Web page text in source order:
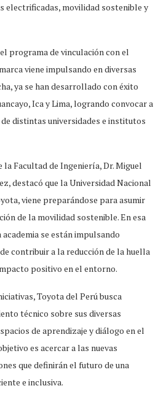
electrificadas, movilidad sostenible y
programa de vinculación con el
viene impulsando en diversas
ya se han desarrollado con éxito
Ica y Lima, logrando convocar a
distintas universidades e institutos
la Facultad de Ingeniería, Dr. Miguel
destacó que la Universidad Nacional
viene preparándose para asumir
de la movilidad sostenible. En esa
se están impulsando
contribuir a la reducción de la huella
positivo en el entorno.
Toyota del Perú busca
técnico sobre sus diversas
de aprendizaje y diálogo en el
es acercar a las nuevas
que definirán el futuro de una
e inclusiva.